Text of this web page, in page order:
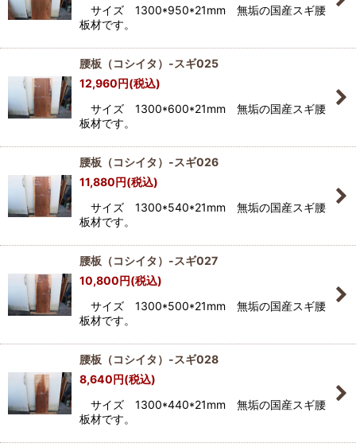
サイズ 1300*950*21mm 無垢の国産スギ腰
板材です。
腰板（コシイタ）-スギ025
12,960円(税込)
サイズ 1300*600*21mm 無垢の国産スギ腰
板材です。
腰板（コシイタ）-スギ026
11,880円(税込)
サイズ 1300*540*21mm 無垢の国産スギ腰
板材です。
腰板（コシイタ）-スギ027
10,800円(税込)
サイズ 1300*500*21mm 無垢の国産スギ腰
板材です。
腰板（コシイタ）-スギ028
8,640円(税込)
サイズ 1300*440*21mm 無垢の国産スギ腰
板材です。